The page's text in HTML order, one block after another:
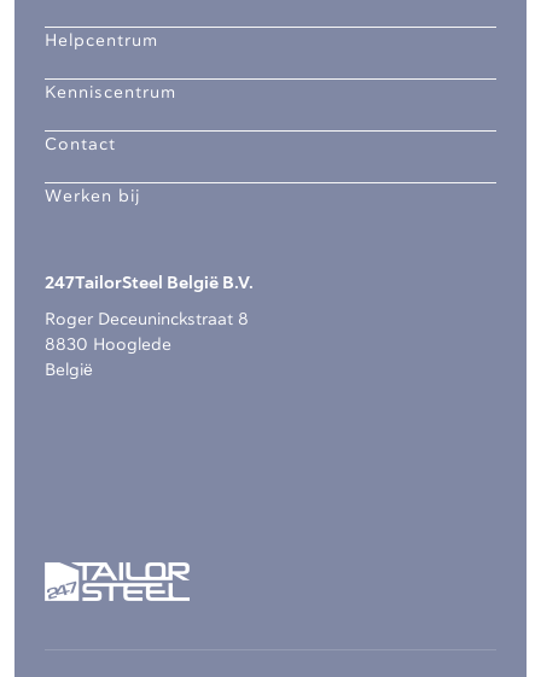
Helpcentrum
Kenniscentrum
Contact
Werken bij
247TailorSteel België B.V.
Roger Deceuninckstraat 8
8830 Hooglede
België